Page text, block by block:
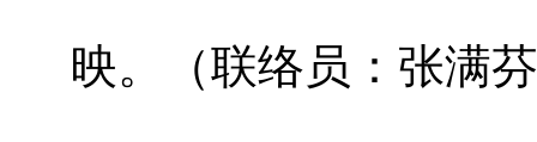
映。（联络员：张满